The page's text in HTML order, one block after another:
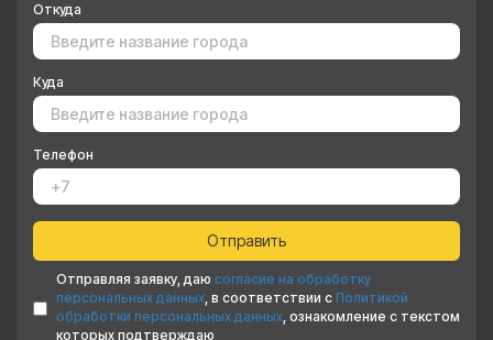
Откуда
Куда
Телефон
Отправляя заявку, даю согласие на обработку
персональных данных, в соответствии с Политикой
обработки персональных данных, ознакомление с текстом
которых подтверждаю